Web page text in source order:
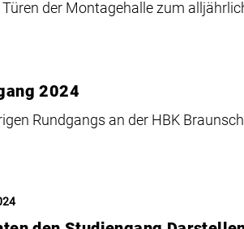
Türen der Montagehalle zum
2024
Rundgangs an der HBK